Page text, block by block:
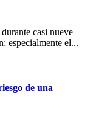
casi nueve
especialmente el...
de una